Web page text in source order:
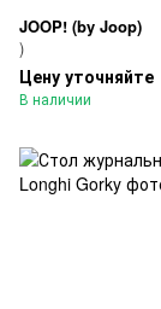
JOOP! (by Joop)
)
Цену уточняйте
В наличии